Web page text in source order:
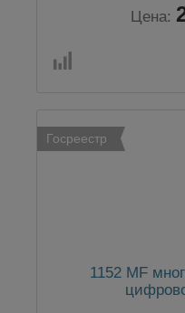
Цена:
Госреестр
1152 MF